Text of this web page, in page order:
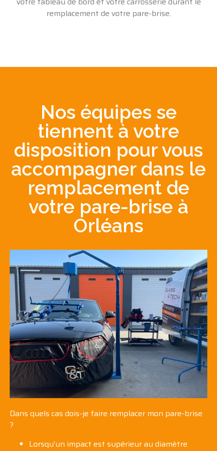
remplacement de votre pare-brise.
Nos équipes se
tiennent à votre
disposition pour vous
accompagner dans le
remplacement de
votre pare-brise à
Orléans
Dans quels cas dois-je faire remplacer mon pare-brise
?
Lorsqu’un impact est supérieur au diamètre